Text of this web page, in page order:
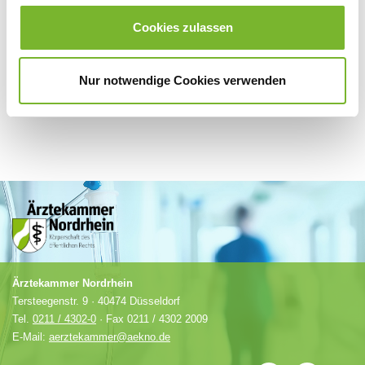
Cookies zulassen
Nur notwendige Cookies verwenden
Ärztekammer Nordrhein
Tersteegenstr. 9 · 40474 Düsseldorf
Tel. 0211 / 4302-0 · Fax 0211 / 4302 2009
E-Mail: aerztekammer@aekno.de